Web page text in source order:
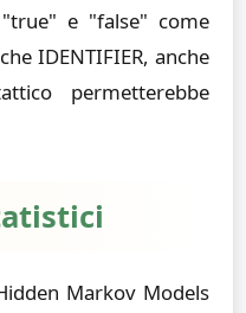
e "false" come
IDENTIFIER, anche
permetterebbe
Markov Models